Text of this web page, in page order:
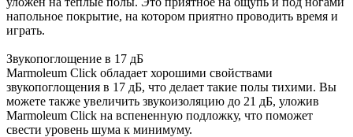
напольное покрытие, на котором приятно проводить время и
играть.
Звукопоглощение в 17 дБ
Marmoleum Click обладает хорошими свойствами
звукопоглощения в 17 дБ, что делает такие полы тихими. Вы
можете также увеличить звукоизоляцию до 21 дБ, уложив
Marmoleum Click на вспененную подложку, что поможет
свести уровень шума к минимуму.